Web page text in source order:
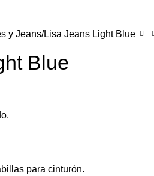
y Jeans Lisa Jeans Light Blue
Blue
para cinturón.